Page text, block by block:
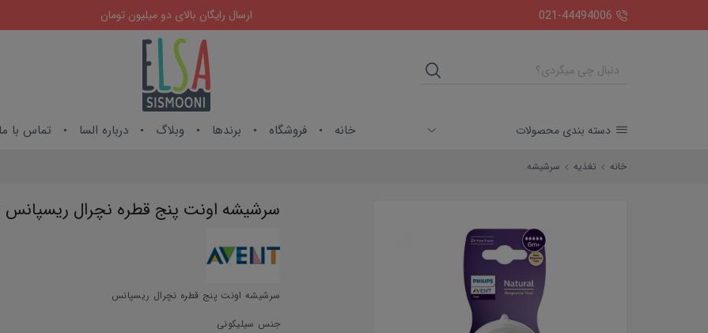
021-44494006
ارسال رایگان بالای دو میلیون تومان ارسال رایگان بالای دو میلیون تومان
دسته بندی محصولات خانه فروشگاه برندها وبلاگ درباره السا تماس با ما
خانه تغذیه سرشیشه
سرشیشه اونت پنج قطره نچرال ریسپانس Avent
سرشیشه اونت پنج قطره نچرال ریسپانس
جنس سیلیکونی